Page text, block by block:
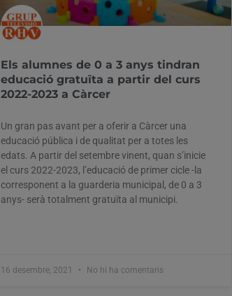
Els alumnes de 0 a 3 anys tindran
educació gratuïta a partir del curs
2022-2023 a Càrcer
Un gran pas avant per a oferir a Càrcer una
educació pública i de qualitat per a totes les
edats. A partir del setembre vinent, quan s’inicie
el curs 2022-2023, l’educació de primer cicle -la
corresponent a la guarderia municipal, de 0 a 3
anys- serà totalment gratuïta al municipi.
16 desembre, 2021 No hi ha comentaris